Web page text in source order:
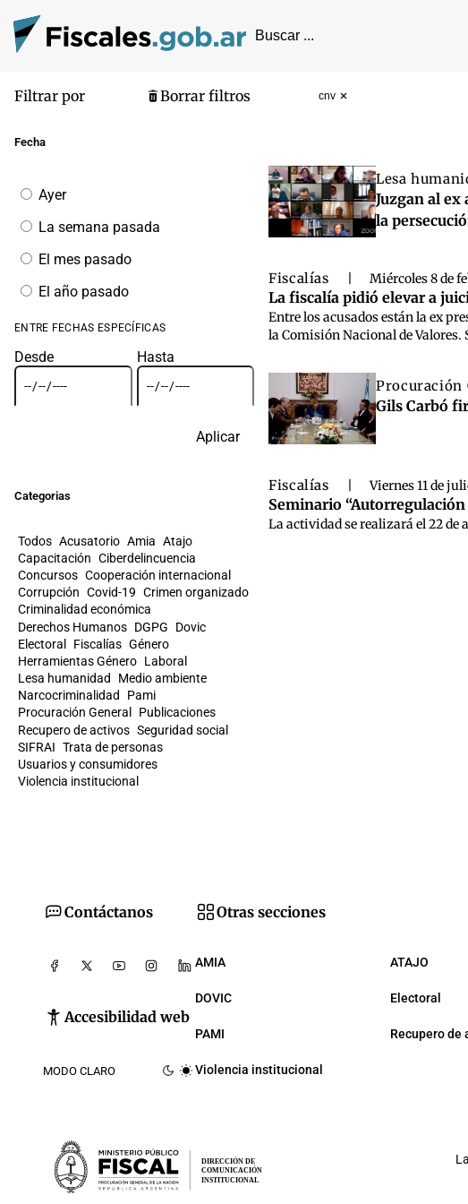
Filtrar por Borrar filtros cnv
Fecha
Filtrar
por
fecha
Ayer
La semana pasada
El mes pasado
El año pasado
ENTRE FECHAS ESPECÍFICAS
Desde Hasta
Aplicar
Categorias
Todos Acusatorio Amia Atajo
Capacitación Ciberdelincuencia
Concursos Cooperación internacional
Corrupción Covid-19 Crimen organizado
Criminalidad económica
Derechos Humanos DGPG
Dovic
Electoral
Fiscalías Género
Herramientas Género Laboral
Lesa humanidad
Medio ambiente
Narcocriminalidad
Pami
Procuración General
Publicaciones
Recupero de activos Seguridad social
SIFRAI Trata de personas
Usuarios y consumidores
Violencia institucional
Lesa
Juzgan al
la
Fiscalías Miércoles 8 de
La fiscalía pidió elevar a
Entre los acusados están la ex
la Comisión Nacional de
Procuración
Gils Carbó
Fiscalías Viernes 11 de
Seminario
La actividad se realizará el 22 de
Contáctanos
Accesibilidad web
MODO CLARO
Otras secciones
AMIA ATAJO
DOVIC Electoral
PAMI Recupero de
Violencia institucional
DIRECCIÓN DE
COMUNICACIÓN
INSTITUCIONAL